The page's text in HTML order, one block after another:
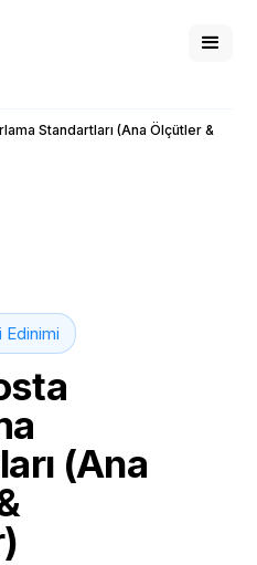
Standartları (Ana Ölçütler &
(Ana